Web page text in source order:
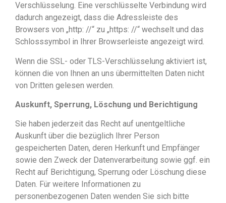
Verschlüsselung. Eine verschlüsselte Verbindung wird
dadurch angezeigt, dass die Adressleiste des
Browsers von „http: //“ zu „https: //“ wechselt und das
Schlosssymbol in Ihrer Browserleiste angezeigt wird.
Wenn die SSL- oder TLS-Verschlüsselung aktiviert ist,
können die von Ihnen an uns übermittelten Daten nicht
von Dritten gelesen werden.
Auskunft, Sperrung, Löschung und Berichtigung
Sie haben jederzeit das Recht auf unentgeltliche
Auskunft über die bezüglich Ihrer Person
gespeicherten Daten, deren Herkunft und Empfänger
sowie den Zweck der Datenverarbeitung sowie ggf. ein
Recht auf Berichtigung, Sperrung oder Löschung diese
Daten. Für weitere Informationen zu
personenbezogenen Daten wenden Sie sich bitte